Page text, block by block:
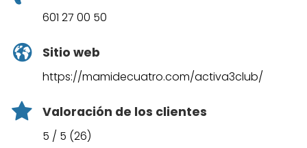
601 27 00 50
Sitio web
https://mamidecuatro.com/activa3club/
Valoración de los clientes
5 / 5 (26)